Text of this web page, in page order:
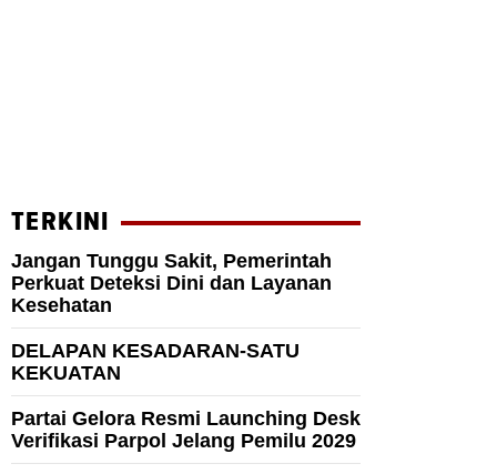
TERKINI
Jangan Tunggu Sakit, Pemerintah
Perkuat Deteksi Dini dan Layanan
Kesehatan
DELAPAN KESADARAN-SATU
KEKUATAN
Partai Gelora Resmi Launching Desk
Verifikasi Parpol Jelang Pemilu 2029